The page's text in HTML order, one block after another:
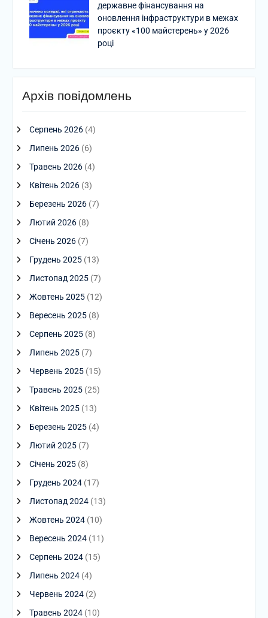
державне фінансування на
оновлення інфраструктури в межах
проєкту «100 майстерень» у 2026
році
Архів повідомлень
Серпень 2026(4)
Липень 2026(6)
Травень 2026(4)
Квітень 2026(3)
Березень 2026(7)
Лютий 2026(8)
Січень 2026(7)
Грудень 2025(13)
Листопад 2025(7)
Жовтень 2025(12)
Вересень 2025(8)
Серпень 2025(8)
Липень 2025(7)
Червень 2025(15)
Травень 2025(25)
Квітень 2025(13)
Березень 2025(4)
Лютий 2025(7)
Січень 2025(8)
Грудень 2024(17)
Листопад 2024(13)
Жовтень 2024(10)
Вересень 2024(11)
Серпень 2024(15)
Липень 2024(4)
Червень 2024(2)
Травень 2024(10)